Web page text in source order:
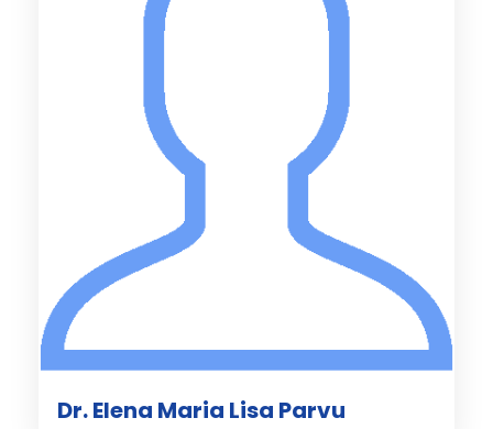
Dr. Elena Maria Lisa Parvu